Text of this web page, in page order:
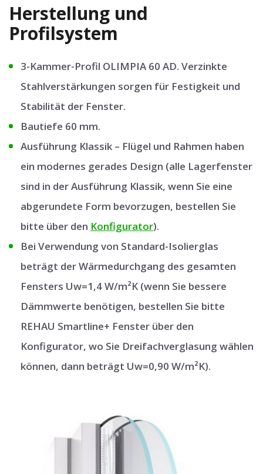
Herstellung und
Profilsystem
3-Kammer-Profil OLIMPIA 60 AD. Verzinkte
Stahlverstärkungen sorgen für Festigkeit und
Stabilität der Fenster.
Bautiefe 60 mm.
Ausführung Klassik – Flügel und Rahmen haben
ein modernes gerades Design (alle Lagerfenster
sind in der Ausführung Klassik, wenn Sie eine
abgerundete Form bevorzugen, bestellen Sie
bitte über den Konfigurator).
Bei Verwendung von Standard-Isolierglas
beträgt der Wärmedurchgang des gesamten
Fensters Uw=1,4 W/m²K (wenn Sie bessere
Dämmwerte benötigen, bestellen Sie bitte
REHAU Smartline+ Fenster über den
Konfigurator, wo Sie Dreifachverglasung wählen
können, dann beträgt Uw=0,90 W/m²K).